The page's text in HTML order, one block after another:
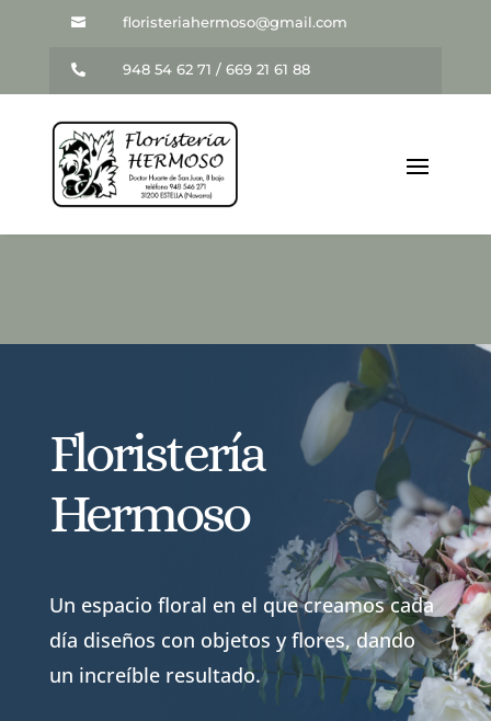
 floristeriahermoso@gmail.com
 948 54 62 71 / 669 21 61 88
Floristería
Hermoso
Un espacio floral en el que creamos cada
día diseños con objetos y flores, dando
un increíble resultado.